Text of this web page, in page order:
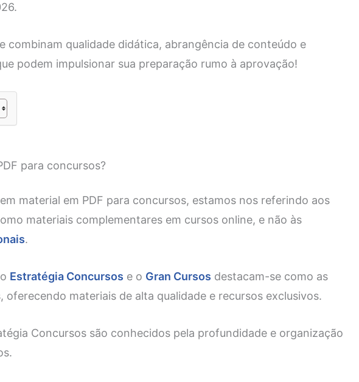
combinam qualidade didática, abrangência de conteúdo e
podem impulsionar sua preparação rumo à aprovação!
para concursos?
material em PDF para concursos, estamos nos referindo aos
materiais complementares em cursos online, e não às
.
Estratégia Concursos e o Gran Cursos destacam-se como as
oferecendo materiais de alta qualidade e recursos exclusivos.
Concursos são conhecidos pela profundidade e organização